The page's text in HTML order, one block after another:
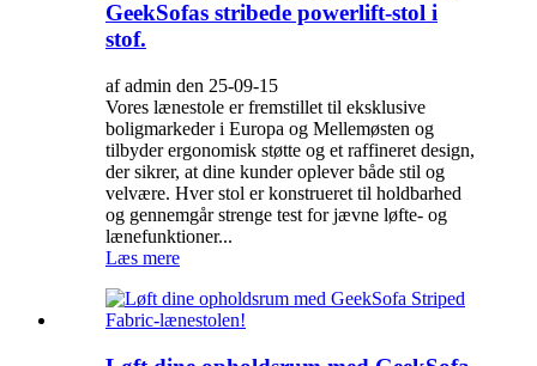
GeekSofas stribede powerlift-stol i
stof.
af admin den 25-09-15
Vores lænestole er fremstillet til eksklusive
boligmarkeder i Europa og Mellemøsten og
tilbyder ergonomisk støtte og et raffineret design,
der sikrer, at dine kunder oplever både stil og
velvære. Hver stol er konstrueret til holdbarhed
og gennemgår strenge test for jævne løfte- og
lænefunktioner...
Læs mere